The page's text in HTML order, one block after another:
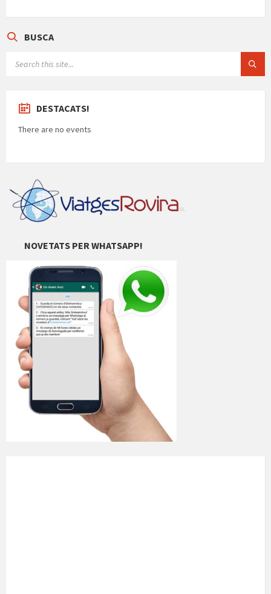
te
BUSCA
DESTACATS!
There are no events
NOVETATS PER WHATSAPP!